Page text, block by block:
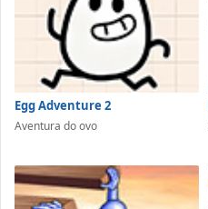
Egg Adventure 2
Aventura do ovo